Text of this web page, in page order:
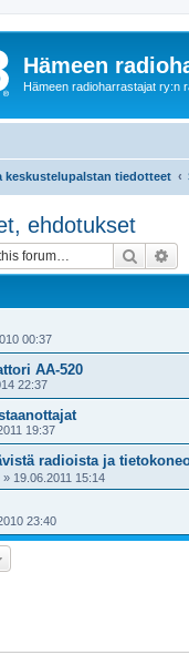
Hämeen
Hämeen radioharrastajat ry:n
keskustelupalstan tiedotteet
ehdotukset
Search
00:37
AA-520
22:37
19:37
radioista ja
» 19.06.2011 15:14
23:40